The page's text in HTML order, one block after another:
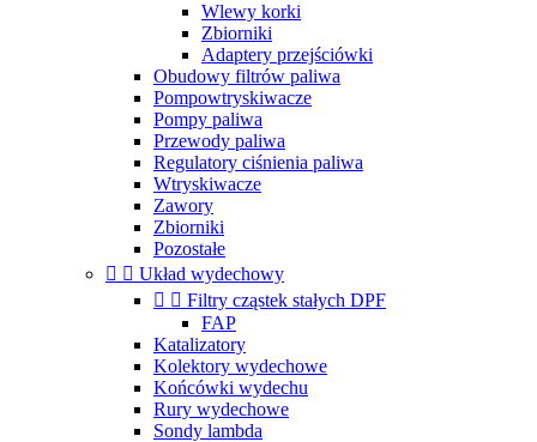
Wlewy korki
Zbiorniki
Adaptery przejściówki
Obudowy filtrów paliwa
Pompowtryskiwacze
Pompy paliwa
Przewody paliwa
Regulatory ciśnienia paliwa
Wtryskiwacze
Zawory
Zbiorniki
Pozostałe
  Układ wydechowy
  Filtry cząstek stałych DPF
FAP
Katalizatory
Kolektory wydechowe
Końcówki wydechu
Rury wydechowe
Sondy lambda